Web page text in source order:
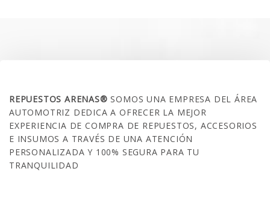
REPUESTOS ARENAS®SOMOS UNA EMPRESA DEL ÁREA
AUTOMOTRIZ DEDICA A OFRECER LA MEJOR
EXPERIENCIA DE COMPRA DE REPUESTOS, ACCESORIOS
E INSUMOS A TRAVÉS DE UNA ATENCIÓN
PERSONALIZADA Y 100% SEGURA PARA TU
TRANQUILIDAD